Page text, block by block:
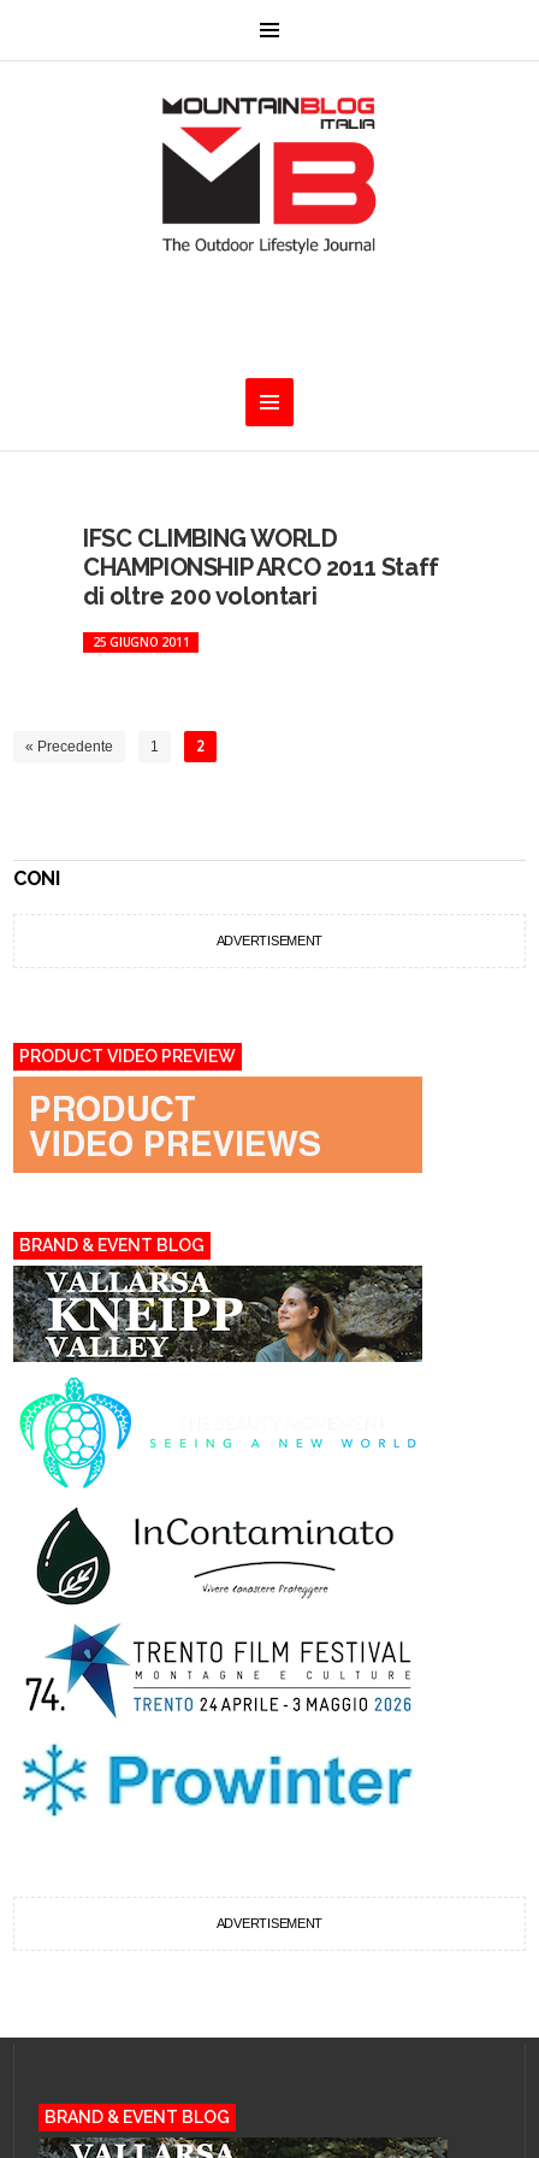
IFSC CLIMBING WORLD
CHAMPIONSHIP ARCO 2011 Staff
di oltre 200 volontari
25 GIUGNO 2011
« Precedente 1 2
CONI
ADVERTISEMENT
PRODUCT VIDEO PREVIEW
BRAND & EVENT BLOG
ADVERTISEMENT
BRAND & EVENT BLOG